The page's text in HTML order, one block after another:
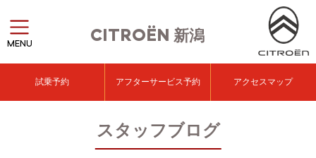
CITROËN 新潟
MENU
試乗予約 アフターサービス予約 アクセスマップ
スタッフブログ